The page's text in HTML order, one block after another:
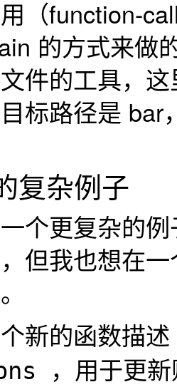
（function-
的方式来做
件的工具，
标路径是 bar
复杂例子
个更复杂的
但我也想在
新的函数描述
，用于更